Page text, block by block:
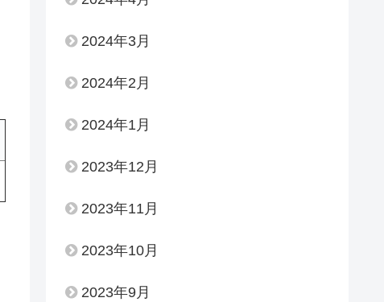
2024年3月
2024年2月
2024年1月
2023年12月
2023年11月
2023年10月
2023年9月